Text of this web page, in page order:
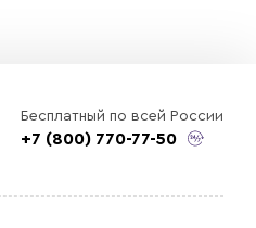
Бесплатный по всей России
+7 (800) 770-77-50